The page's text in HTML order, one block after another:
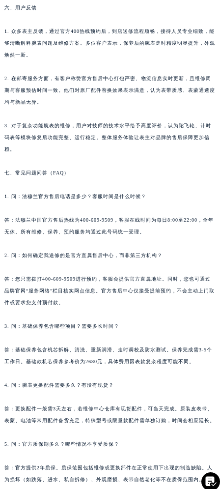
六、用户反馈
1. 众多表主反馈，通过官方400热线预约后，到店送修流程顺畅，接待人员专业细致，能
够清晰解释腕表问题及维修方案。多位客户表示，保养后的腕表走时精度明显提升，外观
焕然一新。
2. 在邮寄服务方面，有客户称赞官方售后中心打包严密、物流信息实时更新，且维修周
期与客服预估时间一致。他们对原厂配件替换效果表示满意，认为表带质感、表蒙通透度
均与新品无异。
3. 对于复杂功能腕表的维修，用户对技师的技术水平给予高度评价，认为陀飞轮、计时
码表等模块修复后功能完整、运行稳定。整体服务体验让表主对品牌的售后保障更加信
赖。
七、常见问题问答（FAQ）
1. 问：法穆兰官方售后电话是多少？客服时间是什么时候？
答：法穆兰中国官方售后热线为400-609-9509，客服在线时间为每日8:00至22:00，全年
无休。所有维修、保养、预约服务均通过此号码统一受理。
2. 问：如何确定我送修的是官方直属售后中心，而非第三方机构？
答：您只需拨打400-609-9509进行预约，客服会提供官方直属地址。同时，您也可通过
品牌官网“服务网络”栏目核实网点信息。官方售后中心仅接受提前预约，不会主动上门取
件或要求您支付预付款。
3. 问：基础保养包含哪些项目？需要多长时间？
答：基础保养包含机芯拆解、清洗、重新润滑、走时调校及防水测试。保养完成需3-5个
工作日。基础款机芯保养参考价为2680元，具体费用因表款复杂程度可能不同。
4. 问：腕表更换配件需要多久？有没有现货？
答：更换配件一般需3天左右，若维修中心仓库有现货配件，可当天完成。原装皮表带、
表蒙、电池等常用配件备货充足，特殊型号或限量款配件需单独订购，时间会相应延长。
5. 问：官方质保期多久？哪些情况不享受质保？
答：官方提供2年质保。质保范围包括维修或更换部件在正常使用下出现的制造缺陷。人
为损坏（如跌落、进水、私自拆修）、外观磨损、表带自然老化等不在质保范围内。 